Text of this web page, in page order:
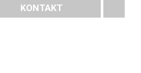
KONTAKT